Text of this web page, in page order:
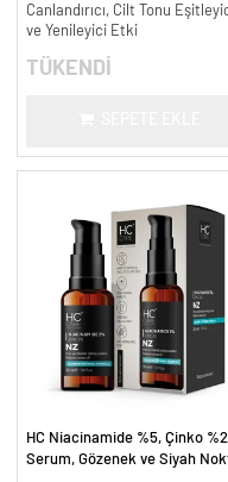
Canlandırıcı, Cilt Tonu
ve Yenileyici Etki
TÜKENDİ
HC Niacinamide %5, Çinko %2
Serum, Gözenek ve Siyah